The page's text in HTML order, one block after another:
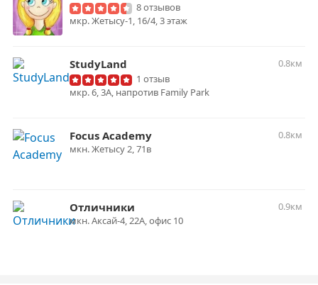
8 отзывов
мкр. Жетысу-1, 16/4, 3 этаж
StudyLand
0.8км
1 отзыв
мкр. 6, 3А, напротив Family Park
Focus Academy
0.8км
мкн. Жетысу 2, 71в
Отличники
0.9км
мкн. Аксай-4, 22А, офис 10